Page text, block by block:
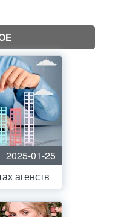
2025-01-25
агенств